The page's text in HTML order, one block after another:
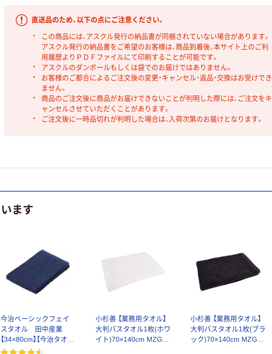
直送品のため、以下の点にご注意ください。
この商品には、アスクル発行の納品書が同梱されていない場合があります。
アスクル発行の納品書をご希望のお客様は、商品到着後、本サイト上のご利
用履歴よりＰＤＦファイルにて印刷することが可能です。
アスクルのダンボールもしくは袋でのお届けではありません。
お客様のご都合によるご注文後の変更・キャンセル・返品・交換はお受けでき
ません。
商品のご注文後に商品がお届けできないことが判明した際には、ご注文をキ
ャンセルさせていただくことがあります。
ご注文後に一時品切れが判明した場合は、入荷次第のお届けとなります。
ます
今治ベーシックフェイ
スタオル 田中産業
【34×80cm】【今治タオ
ル】
小杉善 【業務用タオル】
大判バスタオル1枚(ホワ
イト)70×140cm MZG-
小杉善 【業務用タオル】
大判バスタオル1枚(ブラ
ック)70×140cm MZG-